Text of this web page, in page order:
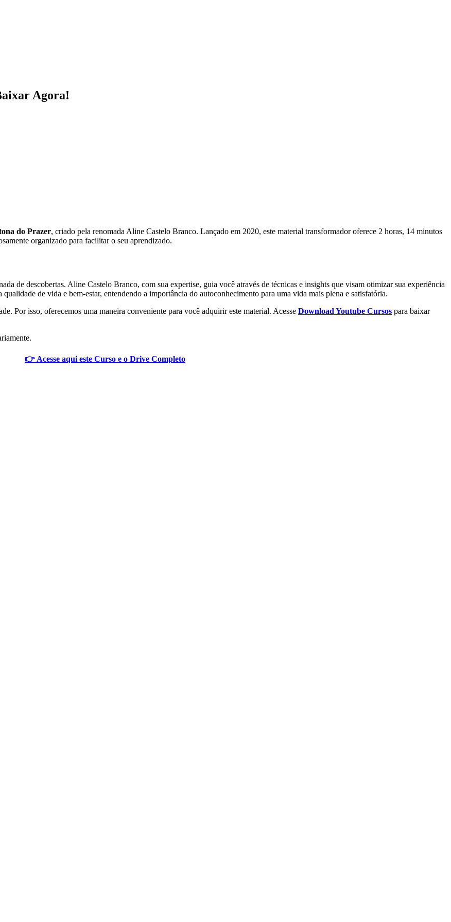
Agora!
do Prazer, criado pela renomada Aline Castelo Branco. Lançado em 2020, este material transformador oferece 2 horas, 14 minutos
organizado para facilitar o seu aprendizado.
de descobertas. Aline Castelo Branco, com sua expertise, guia você através de técnicas e insights que visam otimizar sua experiência
de vida e bem-estar, entendendo a importância do autoconhecimento para uma vida mais plena e satisfatória.
Por isso, oferecemos uma maneira conveniente para você adquirir este material. Acesse Download Youtube Cursos para baixar
👉 Acesse aqui este Curso e o Drive Completo